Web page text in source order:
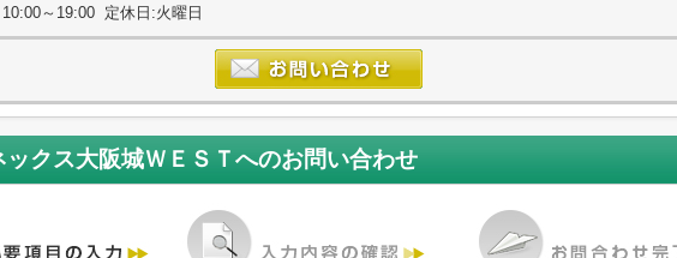
10:00～19:00 定休日:火曜日
ックス大阪城ＷＥＳＴへのお問い合わせ